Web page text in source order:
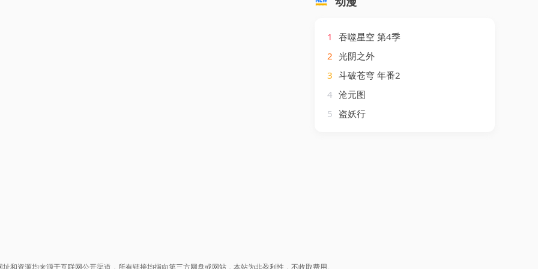
1
吞噬星空 第4季
2 光阴之外
3 斗破苍穹 年番2
4 沧元图
5 盗妖行
和资源均来源于互联网公开渠道，所有链接均指向第三方网盘或网站，本站为非盈利性，不收取费用。